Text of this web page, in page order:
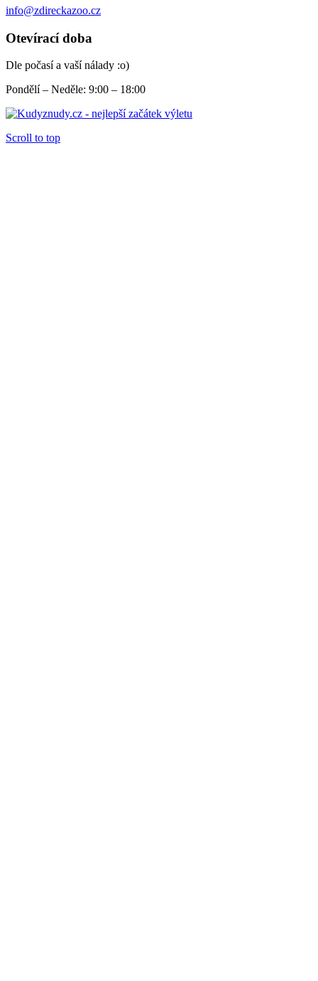
info@zdireckazoo.cz
Otevírací doba
Dle počasí a vaší nálady :o)
Pondělí – Neděle: 9:00 – 18:00
Scroll to top